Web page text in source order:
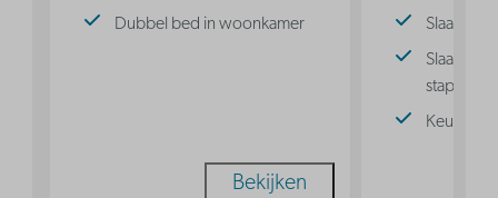
Dubbel bed in woonkamer
Bekijken
stapelbed
Keuken